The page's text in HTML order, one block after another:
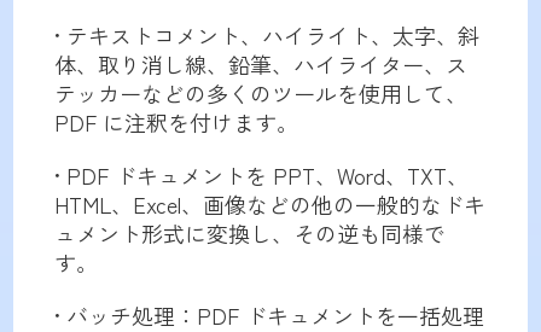
• テキストコメント、ハイライト、太字、斜
体、取り消し線、鉛筆、ハイライター、ス
テッカーなどの多くのツールを使用して、
PDF に注釈を付けます。
• PDF ドキュメントを PPT、Word、TXT、
HTML、Excel、画像などの他の一般的なドキ
ュメント形式に変換し、その逆も同様で
す。
• バッチ処理：PDF ドキュメントを一括処理